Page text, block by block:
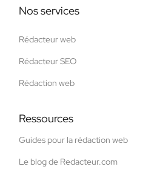
Nos services
Rédacteur web
Rédacteur SEO
Rédaction web
Ressources
Guides pour la rédaction web
Le blog de Redacteur.com